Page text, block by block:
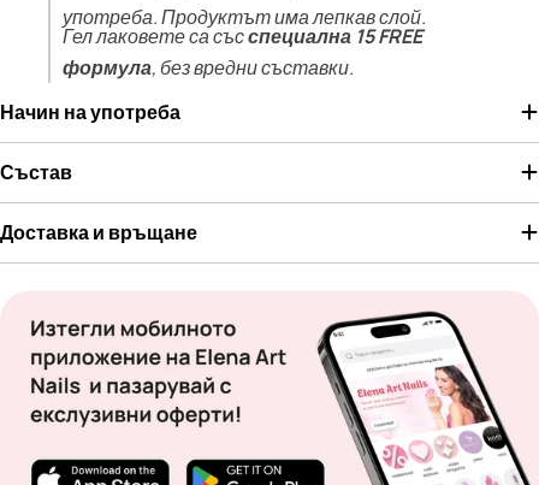
употреба. Продуктът има лепкав слой.
Гел лаковете са съсспециална 15 FREE
формула, без вредни съставки.
Начин на употреба
Състав
Доставка и връщане